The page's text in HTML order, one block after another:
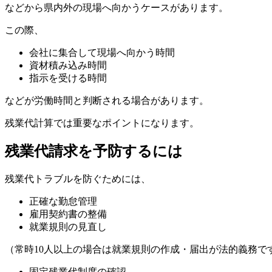
などから県内外の現場へ向かうケースがあります。
この際、
会社に集合して現場へ向かう時間
資材積み込み時間
指示を受ける時間
などが労働時間と判断される場合があります。
残業代計算では重要なポイントになります。
残業代請求を予防するには
残業代トラブルを防ぐためには、
正確な勤怠管理
雇用契約書の整備
就業規則の見直し
（常時10人以上の場合は就業規則の作成・届出が法的義務で